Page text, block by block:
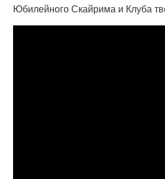
Юбилейного Скайрима и Клуба